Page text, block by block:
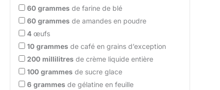
60 grammes de farine de blé
60 grammes de amandes en poudre
4 œufs
10 grammes de café en grains d’exception
200 millilitres de crème liquide entière
100 grammes de sucre glace
6 grammes de gélatine en feuille